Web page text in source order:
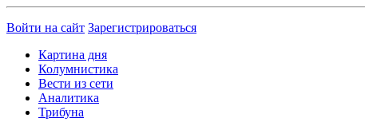
Войти на сайт Зарегистрироваться
Картина дня
Колумнистика
Вести из сети
Аналитика
Трибуна